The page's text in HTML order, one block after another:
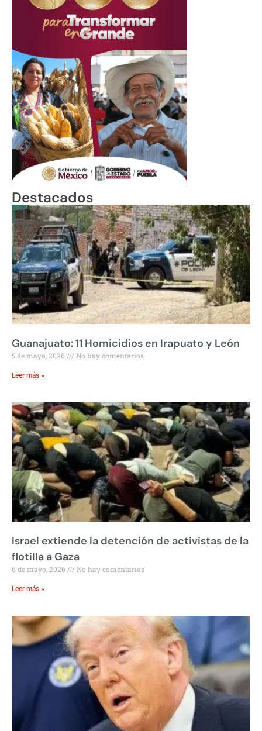
Destacados
Guanajuato: 11 Homicidios en Irapuato y León
5 de mayo, 2026 No hay comentarios
Leer más »
Israel extiende la detención de activistas de la
flotilla a Gaza
6 de mayo, 2026 No hay comentarios
Leer más »